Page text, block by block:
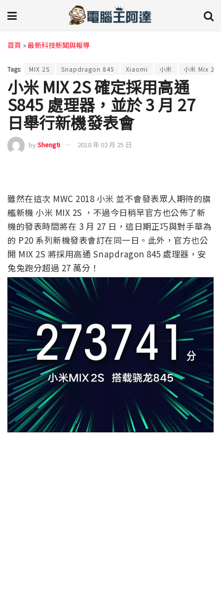
首頁 »最新科技新聞與報導
Tags: MIX 2S Snapdragon 845 Xiaomi 小米 小米 Mix 2s
小米 MIX 2S 確定採用高通
S845 處理器，並於 3 月 27
日舉行新機發表會
byShengti 2018 年 02 月 25 日
雖然在這次 MWC 2018 小米 並不會發表眾人期待的旗
艦新機 小米 MIX 2S ，不過今日稍早官方也公佈了新
機的發表時間將在 3 月 27 日，這日期正巧與對手華為
的 P20 系列新機發表會訂在同一日。此外，官方也公
開 MIX 2S 將採用高通 Snapdragon 845 處理器，安
兔兔跑分超過 27 萬分！